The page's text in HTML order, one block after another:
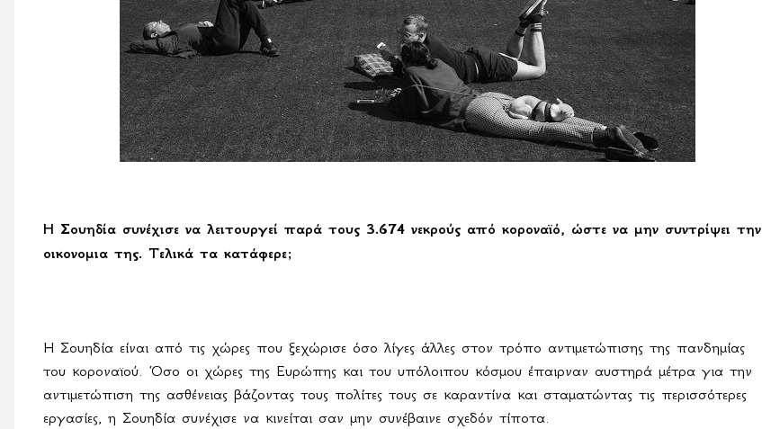
Η Σουηδία συνέχισε να λειτουργεί παρά τους 3.674 νεκρούς από κοροναϊό, ώστε να μην συντρίψει την
οικονομια της. Τελικά τα κατάφερε;
Η Σουηδία είναι από τις χώρες που ξεχώρισε όσο λίγες άλλες στον τρόπο αντιμετώπισης της πανδημίας
του κοροναϊού. Όσο οι χώρες της Ευρώπης και του υπόλοιπου κόσμου έπαιρναν αυστηρά μέτρα για την
αντιμετώπιση της ασθένειας βάζοντας τους πολίτες τους σε καραντίνα και σταματώντας τις περισσότερες
εργασίες, η Σουηδία συνέχισε να κινείται σαν μην συνέβαινε σχεδόν τίποτα.